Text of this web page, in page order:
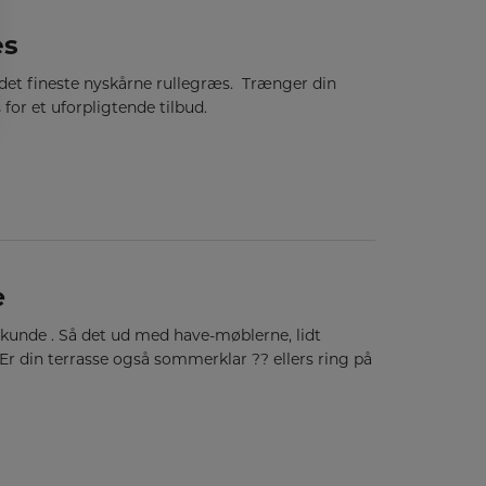
fineste nyskårne rullegræs. Trænger din
for et uforpligtende tilbud.
. Så det ud med have-møblerne, lidt
din terrasse også sommerklar ?? ellers ring på